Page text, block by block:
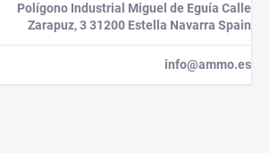
Polígono Industrial Miguel de Eguía Calle
Zarapuz, 3 31200 Estella Navarra Spain
info@ammo.es